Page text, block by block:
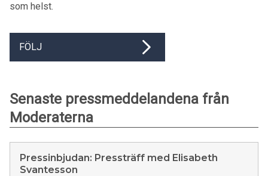
som helst.
FÖLJ
Senaste pressmeddelandena från
Moderaterna
Pressinbjudan: Pressträff med Elisabeth
Svantesson